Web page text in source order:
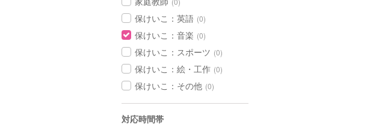
保けいこ：英語 (0)
保けいこ：音楽 (0)
保けいこ：スポーツ (0)
保けいこ：絵・工作 (0)
保けいこ：その他 (0)
対応時間帯